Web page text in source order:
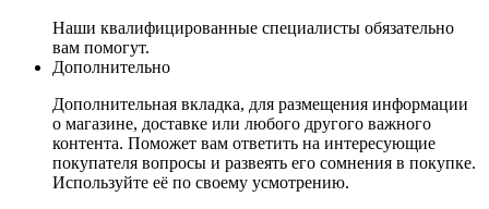
Наши квалифицированные специалисты обязательно
вам помогут.
Дополнительно
Дополнительная вкладка, для размещения информации
о магазине, доставке или любого другого важного
контента. Поможет вам ответить на интересующие
покупателя вопросы и развеять его сомнения в покупке.
Используйте её по своему усмотрению.